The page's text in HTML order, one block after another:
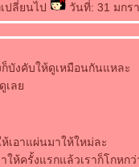
ปลี่ยนไป วันที่: 31 มกร
ก็บังคับให้ดูเหมือนกันแหละ
เล
เอาแผ่นมาให้ใหม่ละ
ให้ครั้งแรกแล้วเราก็โกหกว่